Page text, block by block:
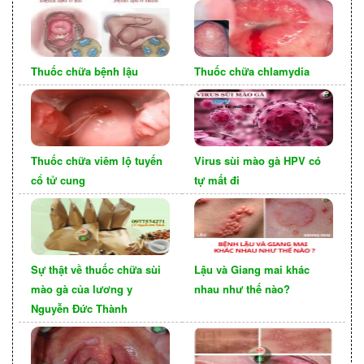
nay, có nhiều website, trang thương mại điện tử
bán thuốc chữa sùi mào gà. Tuy nhiên, bạn cần
lựa chọn các website, trang thương mại điện tử uy
tín, có giấy phép kinh doanh rõ ràng và được
nhiều người tin tưởng.
Lựa chọn loại thuốc phù hợp với tình trạng
Thuốc chữa bệnh lậu Thuốc chữa chlamydia
Thuốc chữa viêm lộ tuyến
cổ tử cung
Virus sùi mào gà HPV có
tự mất đi
Sự thật về thuốc chữa sùi
mào gà của lương y
Nguyễn Đức Thành
Lậu và Giang mai khác
nhau như thế nào?